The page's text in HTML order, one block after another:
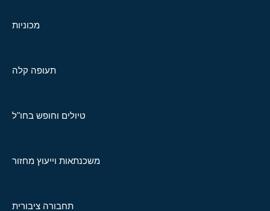
מכוניות
תעופה קלה
טיולים וחופש בחו"ל
משכנתאות וייעוץ מחזור
תחבורה ציבורית